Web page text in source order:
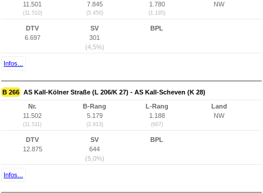
11.501
(11.510)
7.845
(5.450)
1.780
(1.195)
NW
DTV
6.697
SV
301
(4,5%)
BPL
Infos...
B 266 AS Kall-Kölner Straße (L 206/K 27) - AS Kall-Scheven (K 28)
Nr.
11.502
(11.511)
B-Rang
5.179
(2.813)
L-Rang
1.188
(607)
Land
NW
DTV
12.875
SV
644
(5,0%)
BPL
Infos...